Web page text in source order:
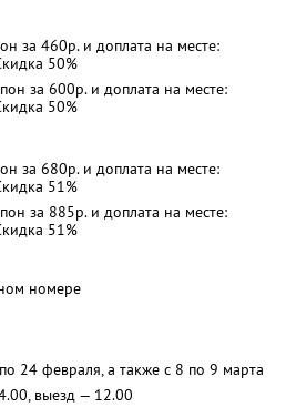
за 460р. и доплата на месте:
50%
за 600р. и доплата на месте:
50%
за 680р. и доплата на месте:
51%
за 885р. и доплата на месте:
51%
номере
24 февраля, а также с 8 по 9 марта
выезд — 12.00